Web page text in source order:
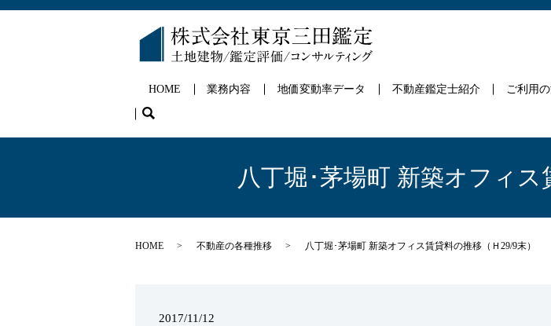
HOME 業務内容 地価変動率データ 不動産鑑定士紹介 ご利用
search
八丁堀･茅場町 新築オフィス
HOME 不動産の各種推移 八丁堀･茅場町 新築オフィス賃貸料の推移（Ｈ29/9末）
2017/11/12